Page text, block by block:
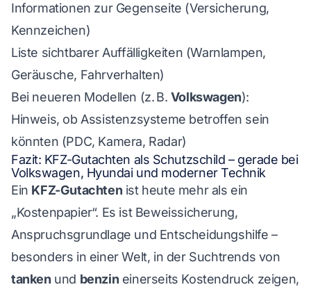
Informationen zur Gegenseite (Versicherung,
Kennzeichen)
Liste sichtbarer Auffälligkeiten (Warnlampen,
Geräusche, Fahrverhalten)
Bei neueren Modellen (z. B. Volkswagen):
Hinweis, ob Assistenzsysteme betroffen sein
könnten (PDC, Kamera, Radar)
Fazit: KFZ-Gutachten als Schutzschild – gerade bei
Volkswagen, Hyundai und moderner Technik
Ein KFZ-Gutachten ist heute mehr als ein
„Kostenpapier“. Es ist Beweissicherung,
Anspruchsgrundlage und Entscheidungshilfe –
besonders in einer Welt, in der Suchtrends von
tanken und benzin einerseits Kostendruck zeigen,